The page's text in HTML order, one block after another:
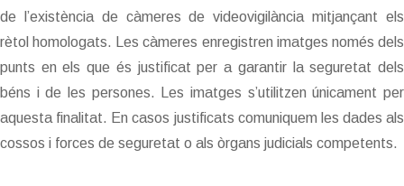
de l’existència de càmeres de videovigilància mitjançant els
rètol homologats. Les càmeres enregistren imatges només dels
punts en els que és justificat per a garantir la seguretat dels
béns i de les persones. Les imatges s’utilitzen únicament per
aquesta finalitat. En casos justificats comuniquem les dades als
cossos i forces de seguretat o als òrgans judicials competents.